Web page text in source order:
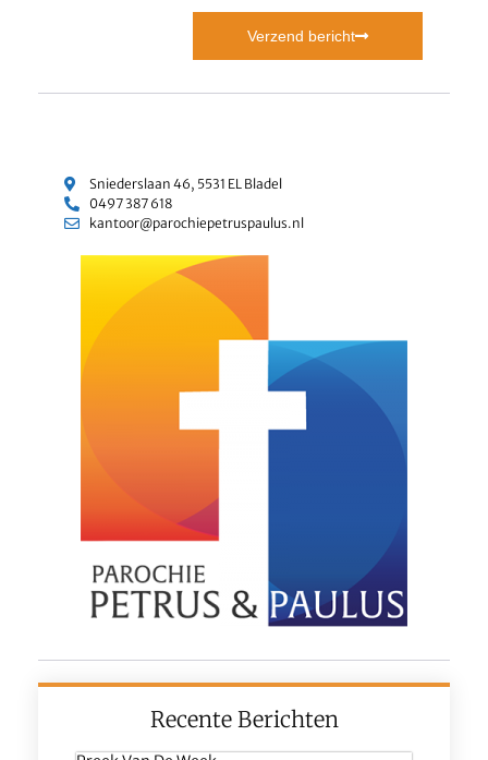
Verzend bericht
Sniederslaan 46, 5531 EL Bladel
0497 387 618
kantoor@parochiepetruspaulus.nl
Recente Berichten